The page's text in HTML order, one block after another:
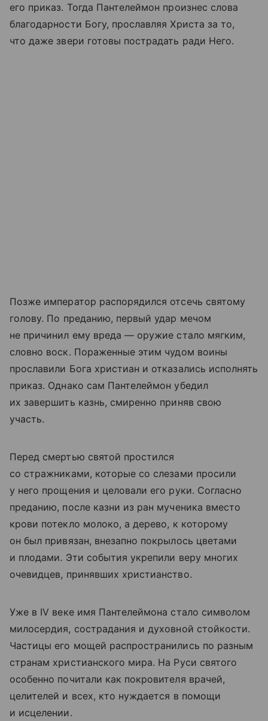
его приказ. Тогда Пантелеймон произнес слова
благодарности Богу, прославляя Христа за то,
что даже звери готовы пострадать ради Него.
Позже император распорядился отсечь святому
голову. По преданию, первый удар мечом
не причинил ему вреда — оружие стало мягким,
словно воск. Пораженные этим чудом воины
прославили Бога христиан и отказались исполнять
приказ. Однако сам Пантелеймон убедил
их завершить казнь, смиренно приняв свою
участь.
Перед смертью святой простился
со стражниками, которые со слезами просили
у него прощения и целовали его руки. Согласно
преданию, после казни из ран мученика вместо
крови потекло молоко, а дерево, к которому
он был привязан, внезапно покрылось цветами
и плодами. Эти события укрепили веру многих
очевидцев, принявших христианство.
Уже в IV веке имя Пантелеймона стало символом
милосердия, сострадания и духовной стойкости.
Частицы его мощей распространились по разным
странам христианского мира. На Руси святого
особенно почитали как покровителя врачей,
целителей и всех, кто нуждается в помощи
и исцелении.